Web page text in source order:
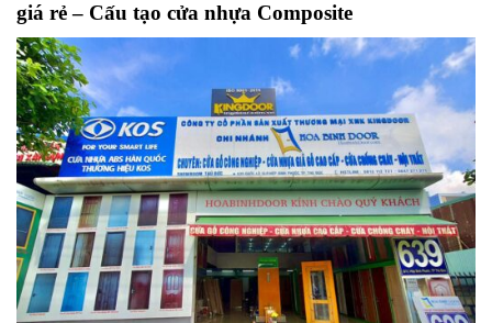
giá rẻ – Cấu tạo cửa nhựa Composite